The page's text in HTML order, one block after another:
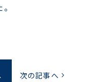
次の記事へ chevron_right